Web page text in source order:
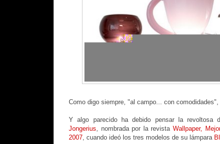
Como digo siempre, "al campo... con
Y algo parecido ha debido pensar la revoltosa
Jongerius, nombrada por la revista Wallpaper,
2007, cuando ideó los tres modelos de su lámpara